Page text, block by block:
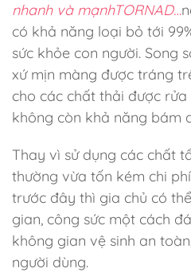
nhanh và mạnhTORNAD…
có khả năng loại bỏ tới
sức khỏe con người. Song
xứ mịn màng được tráng
cho các chất thải được
không còn khả năng bám
Thay vì sử dụng các chất
thường vừa tốn kém chi
trước đây thì gia chủ có
gian, công sức một cách
không gian vệ sinh an
người dùng.